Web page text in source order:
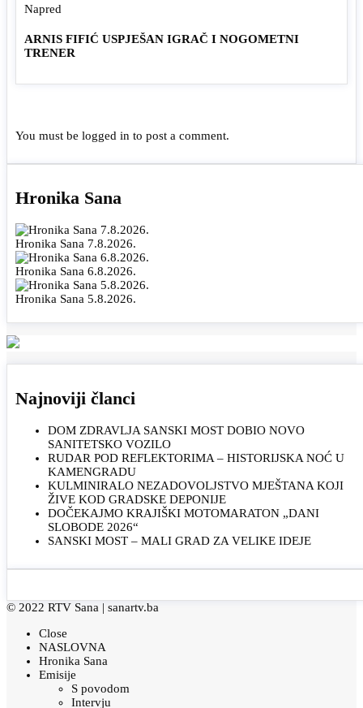
Napred
ARNIS FIFIĆ USPJEŠAN IGRAČ I NOGOMETNI
TRENER
You must be logged in to post a comment.
Hronika Sana
Hronika Sana 7.8.2026.
Hronika Sana 6.8.2026.
Hronika Sana 5.8.2026.
Najnoviji članci
DOM ZDRAVLJA SANSKI MOST DOBIO NOVO
SANITETSKO VOZILO
RUDAR POD REFLEKTORIMA – HISTORIJSKA NOĆ U
KAMENGRADU
KULMINIRALO NEZADOVOLJSTVO MJEŠTANA KOJI
ŽIVE KOD GRADSKE DEPONIJE
DOČEKAJMO KRAJIŠKI MOTOMARATON „DANI
SLOBODE 2026“
SANSKI MOST – MALI GRAD ZA VELIKE IDEJE
© 2022 RTV Sana | sanartv.ba
Close
NASLOVNA
Hronika Sana
Emisije
S povodom
Intervju